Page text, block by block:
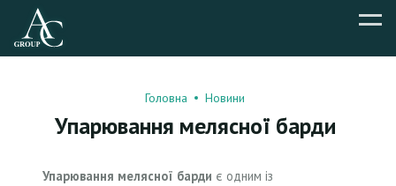
Головна Новини
Упарювання мелясної барди
Упарювання мелясної барди є одним із